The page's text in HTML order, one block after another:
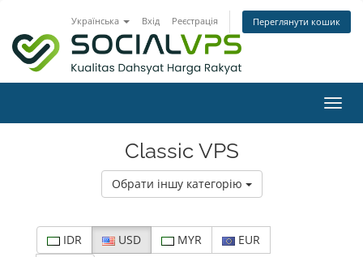
Українська Вхід Реєстрація Переглянути кошик
Classic VPS
Обрати іншу категорію
IDR USD MYR
EUR